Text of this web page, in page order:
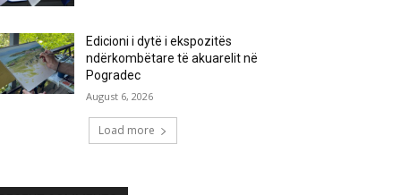
Edicioni i dytë i ekspozitës
ndërkombëtare të akuarelit në
Pogradec
August 6, 2026
Load more